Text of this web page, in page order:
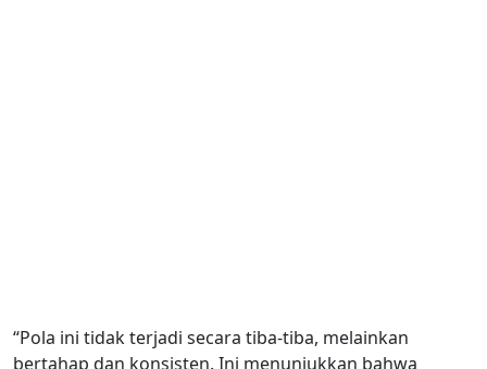
“Pola ini tidak terjadi secara tiba-tiba, melainkan
bertahap dan konsisten. Ini menunjukkan bahwa